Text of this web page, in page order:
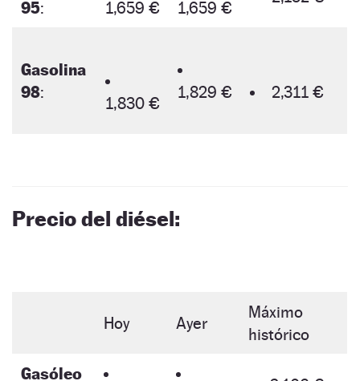
95: 1,659 € 1,659 €
Gasolina
98:
1,830 €
1,829 € 2,311 €
Precio del diésel:
Hoy Ayer
Máximo
histórico
Gasóleo